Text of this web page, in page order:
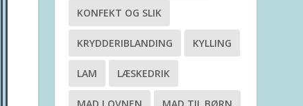
KONFEKT OG SLIK
KRYDDERIBLANDING KYLLING
LAM LÆSKEDRIK